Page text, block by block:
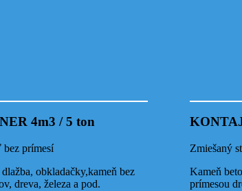
4m3 / 5 ton
bez prímesí
obkladačky,kameň bez
dreva, železa a pod.
Zmiešaný
Kameň
prímesou